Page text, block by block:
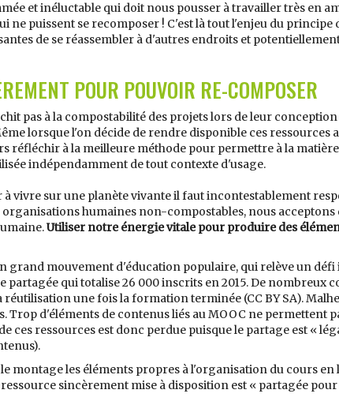
et inéluctable qui doit nous pousser à travailler très en
ne puissent se recomposer ! C'est là tout l'enjeu du
de se réassembler à d'autres endroits et
POUR POUVOIR RE-COMPOSER
pas à la compostabilité des projets lors de leur
lorsque l'on décide de rendre disponible ces
réfléchir à la meilleure méthode pour permettre à la
indépendamment de tout contexte d'usage.
vivre sur une planète vivante il faut incontestablement
humaines non-compostables, nous
Utiliser notre énergie vitale pour produire des
grand mouvement d'éducation populaire, qui relève un
qui totalise 26 000 inscrits en 2015. De nombreux
une fois la formation terminée (CC BY SA).
Trop d'éléments de contenus liés au MOOC ne permettent
ces ressources est donc perdue puisque le partage est «
montage les éléments propres à l'organisation du cours
sincèrement mise à disposition est « partagée pour